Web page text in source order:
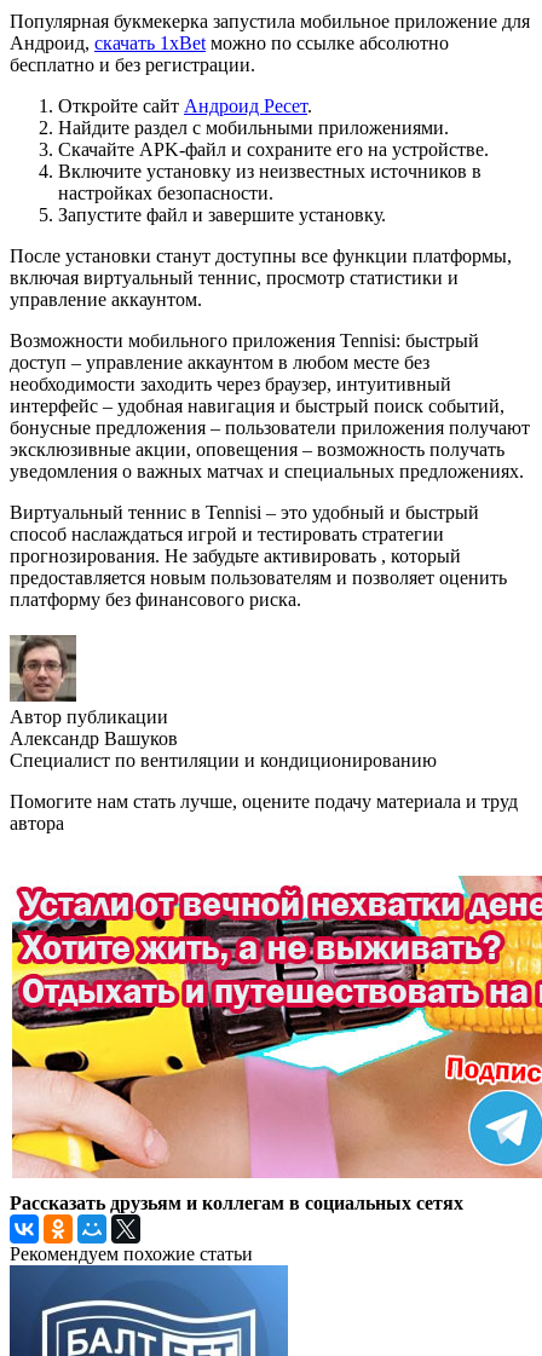
Популярная букмекерка запустила мобильное приложение для
Андроид, скачать 1xBet можно по ссылке абсолютно
бесплатно и без регистрации.
Откройте сайт Андроид Ресет.
Найдите раздел с мобильными приложениями.
Скачайте APK-файл и сохраните его на устройстве.
Включите установку из неизвестных источников в
настройках безопасности.
Запустите файл и завершите установку.
После установки станут доступны все функции платформы,
включая виртуальный теннис, просмотр статистики и
управление аккаунтом.
Возможности мобильного приложения Tennisi: быстрый
доступ – управление аккаунтом в любом месте без
необходимости заходить через браузер, интуитивный
интерфейс – удобная навигация и быстрый поиск событий,
бонусные предложения – пользователи приложения получают
эксклюзивные акции, оповещения – возможность получать
уведомления о важных матчах и специальных предложениях.
Виртуальный теннис в Tennisi – это удобный и быстрый
способ наслаждаться игрой и тестировать стратегии
прогнозирования. Не забудьте активировать , который
предоставляется новым пользователям и позволяет оценить
платформу без финансового риска.
Автор публикации
Александр Вашуков
Специалист по вентиляции и кондиционированию
Помогите нам стать лучше, оцените подачу материала и труд
автора
Рассказать друзьям и коллегам в социальных сетях
Рекомендуем похожие статьи